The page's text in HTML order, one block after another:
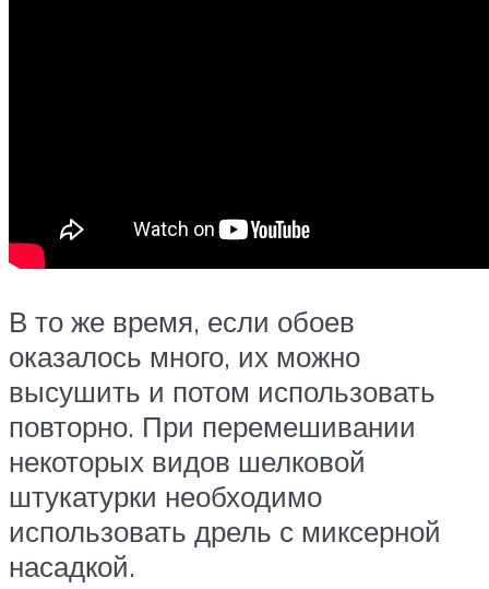
В то же время, если обоев
оказалось много, их можно
высушить и потом использовать
повторно. При перемешивании
некоторых видов шелковой
штукатурки необходимо
использовать дрель с миксерной
насадкой.